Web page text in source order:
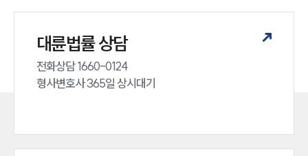
대륜법률 상담
전화상담 1660-0124
형사변호사 365일 상시대기